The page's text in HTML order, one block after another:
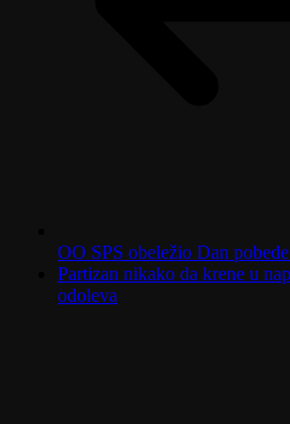
OO SPS obeležio Dan
Partizan nikako da krene u
odoleva